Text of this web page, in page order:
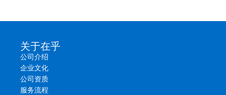
关于在乎
公司介绍
企业文化
公司资质
服务流程